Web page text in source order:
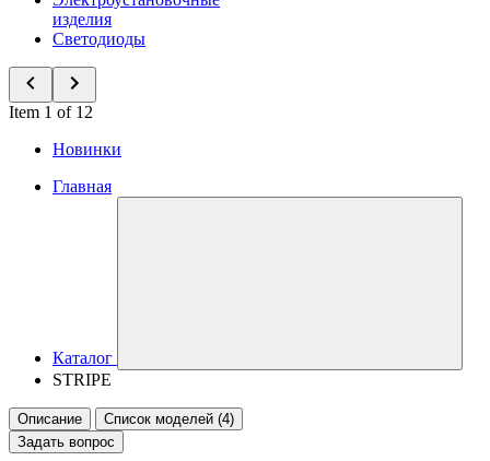
изделия
Светодиоды
Item 1 of 12
Новинки
Главная
Каталог
STRIPE
Описание
Список моделей (4)
Задать вопрос